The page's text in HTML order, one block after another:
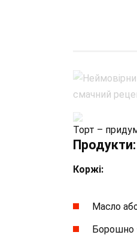
Торт –
Продукти:
Коржі:
Масло
Борошно